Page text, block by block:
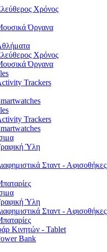
Χρόνος
Όργανα
Χρόνος
Όργανα
Trackers
Trackers
Ύλη
Σταντ - Αφισοθήκες
Ύλη
Σταντ - Αφισοθήκες
Κινητών - Tablet
Bank